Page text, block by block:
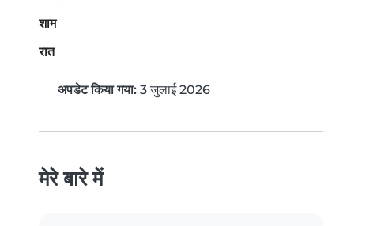
शाम
रात
अपडेट किया गया: 3 जुलाई 2026
मेरे बारे में